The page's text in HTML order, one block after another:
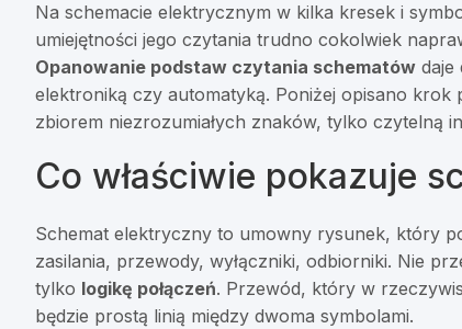
Na schemacie elektrycznym w kilka kresek i
umiejętności jego czytania trudno cokolwiek
Opanowanie podstaw czytania schematów daje
elektroniką czy automatyką. Poniżej opisano
zbiorem niezrozumiałych znaków, tylko czytelną
Co właściwie pokazuje
Schemat elektryczny to umowny rysunek, który
zasilania, przewody, wyłączniki, odbiorniki. Nie
tylko logikę połączeń. Przewód, który w
będzie prostą linią między dwoma symbolami.